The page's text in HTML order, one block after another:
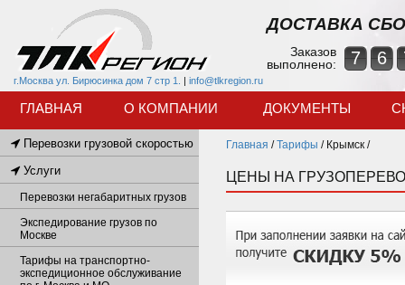
г.Москва ул. Бирюсинка дом 7 стр 1. | info@tlkregion.ru
ДОСТАВКА
Заказов
выполнено:
7 6
ГЛАВНАЯ О КОМПАНИИ ДОКУМЕНТЫ
Главная /Тарифы / Крымск /
ЦЕНЫ НА
Перевозки грузовой скоростью
Услуги
Перевозки негабаритных грузов
Экспедирование грузов по
Москве
Тарифы на транспортно-
экспедиционное обслуживание